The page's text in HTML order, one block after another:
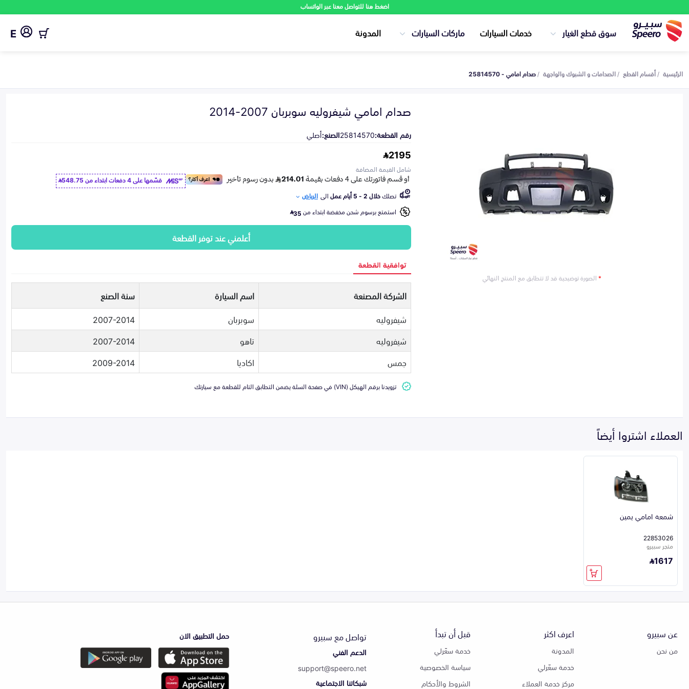
اضغط هنا للتواصل معنا عبر الواتساب
سوق قطع الغيار خدمات السيارات ماركات السيارات المدونة E
الرئيسية أقسام القطع الصدامات و الشبوك والواجهة صدام امامي - 25814570
*الصورة توضيحية قد لا تتطابق مع المنتج النهائي
صدام امامي شيفروليه سوبربان 2007-2014
رقم القطعة:25814570الصنع:أصلي
2195
شامل القيمة المضافة
قسّمها على 4 دفعات ابتداء من
548.75
تصلكخلال 2 - 5 أيام عمل الى الرياض
استمتع برسوم شحن مخفضة ابتداء من35
أعلمني عند توفر القطعة
توافقية القطعة
الشركة المصنعة اسم السيارة
سنة الصنع
شيفروليه
سوبربان
2007-2014
شيفروليه
تاهو
2007-2014
جمس
اكاديا 2009-2014
تزويدنا برقم الهيكل (VIN) في صفحة السلة يضمن التطابق التام للقطعة مع سيارتك
العملاء اشتروا أيضاً
شمعة امامي يمين
22853026
متجر سبيرو
1617
عن سبيرو
من نحن
اعرف اكثر
المدونة
خدمة سعّرلي
مركز خدمة العملاء
قبل أن تبدأ
خدمة سعّرلي
سياسة الخصوصية
الشروط والأحكام
تواصل مع سبيرو
الدعم الفني
support@speero.net
شبكاتنا الاجتماعية
حمل التطبيق الان